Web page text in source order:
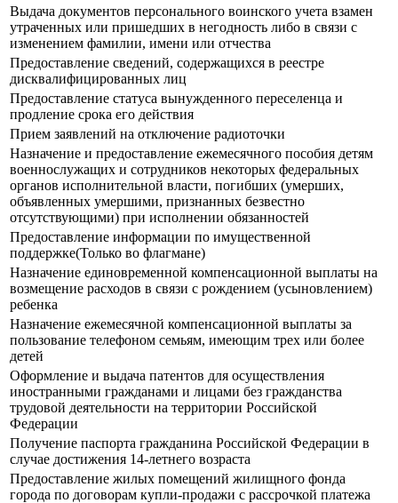
Выдача документов персонального воинского учета взамен
утраченных или пришедших в негодность либо в связи с
изменением фамилии, имени или отчества
Предоставление сведений, содержащихся в реестре
дисквалифицированных лиц
Предоставление статуса вынужденного переселенца и
продление срока его действия
Прием заявлений на отключение радиоточки
Назначение и предоставление ежемесячного пособия детям
военнослужащих и сотрудников некоторых федеральных
органов исполнительной власти, погибших (умерших,
объявленных умершими, признанных безвестно
отсутствующими) при исполнении обязанностей
Предоставление информации по имущественной
поддержке(Только во флагмане)
Назначение единовременной компенсационной выплаты на
возмещение расходов в связи с рождением (усыновлением)
ребенка
Назначение ежемесячной компенсационной выплаты за
пользование телефоном семьям, имеющим трех или более
детей
Оформление и выдача патентов для осуществления
иностранными гражданами и лицами без гражданства
трудовой деятельности на территории Российской
Федерации
Получение паспорта гражданина Российской Федерации в
случае достижения 14-летнего возраста
Предоставление жилых помещений жилищного фонда
города по договорам купли-продажи с рассрочкой платежа